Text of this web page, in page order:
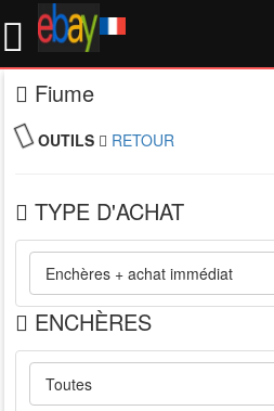
Fiume
OUTILS RETOUR
TYPE D'ACHAT
ENCHÈRES